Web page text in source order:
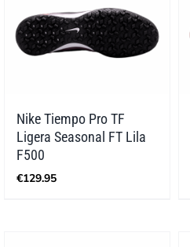
Nike Tiempo Pro TF
Ligera Seasonal FT Lila
F500
€129.95